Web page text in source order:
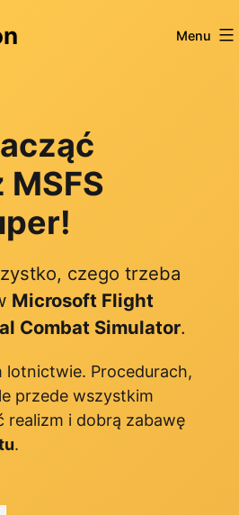
Menu
czego trzeba
Microsoft Flight
Combat Simulator.
lotnictwie. Procedurach,
przede wszystkim
realizm i dobrą zabawę
.